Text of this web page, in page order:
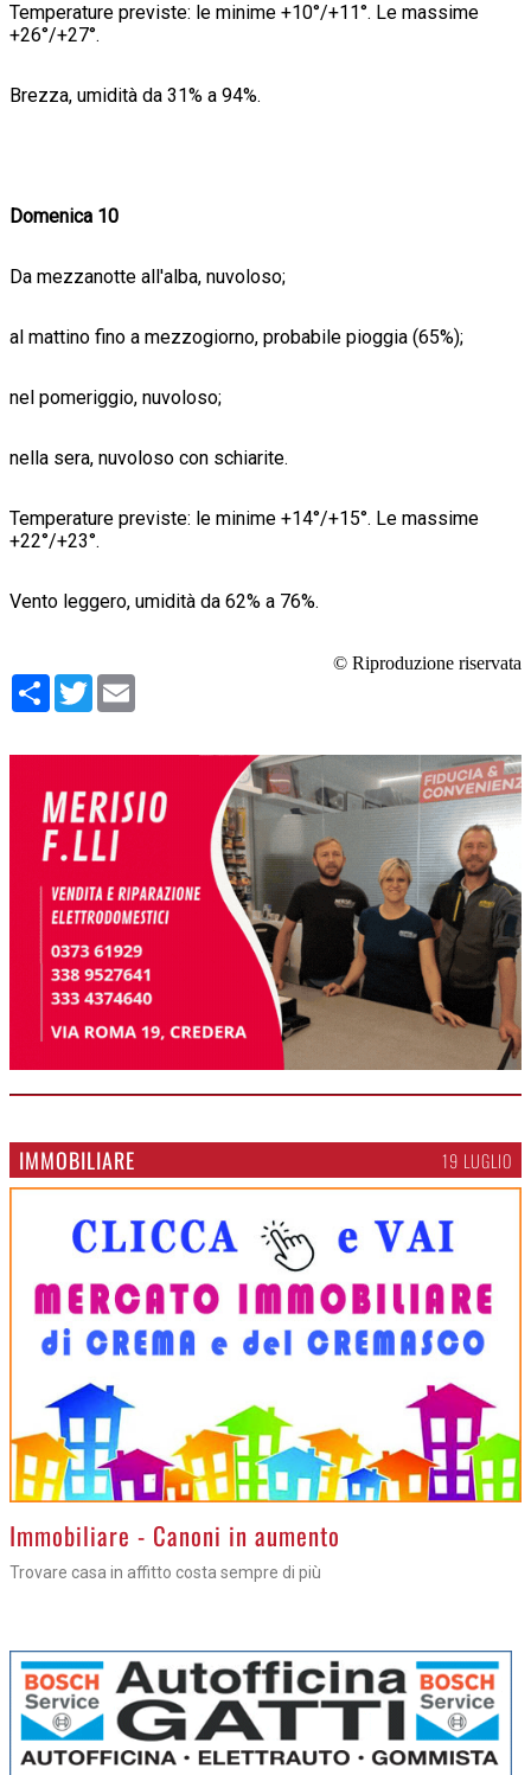
Temperature previste: le minime +10°/+11°. Le massime
+26°/+27°.
Brezza, umidità da 31% a 94%.
Domenica 10
Da mezzanotte all'alba, nuvoloso;
al mattino fino a mezzogiorno, probabile pioggia (65%);
nel pomeriggio, nuvoloso;
nella sera, nuvoloso con schiarite.
Temperature previste: le minime +14°/+15°. Le massime
+22°/+23°.
Vento leggero, umidità da 62% a 76%.
© Riproduzione riservata
Condividi
Twitter
IMMOBILIARE 19 LUGLIO
>Immobiliare - Canoni in aumento
Trovare casa in affitto costa sempre di più